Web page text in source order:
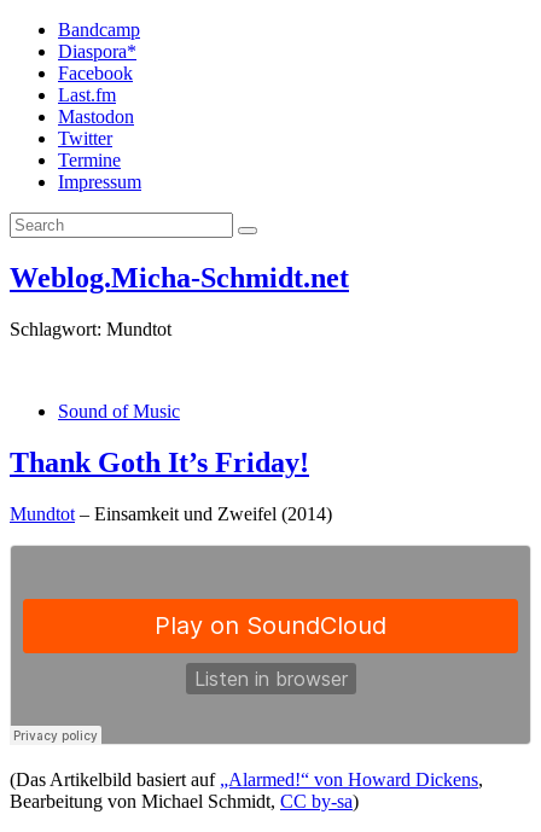
Bandcamp
Diaspora*
Facebook
Last.fm
Mastodon
Twitter
Termine
Impressum
Weblog.Micha-Schmidt.net
Schlagwort: Mundtot
Sound of Music
Thank Goth It’s Friday!
Mundtot – Einsamkeit und Zweifel (2014)
(Das Artikelbild basiert auf „Alarmed!“ von Howard Dickens,
Bearbeitung von Michael Schmidt, CC by-sa)